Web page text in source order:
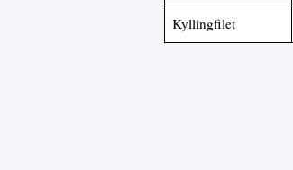
Kyllingfilet